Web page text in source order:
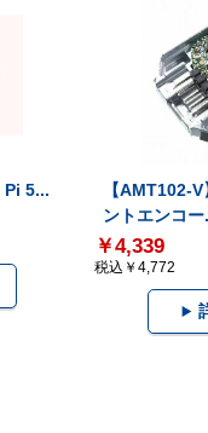
Pi 5...
【AMT102-
ントエンコー
￥4,339
税込￥4,772